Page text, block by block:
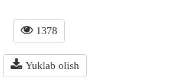
1378
Yuklab olish